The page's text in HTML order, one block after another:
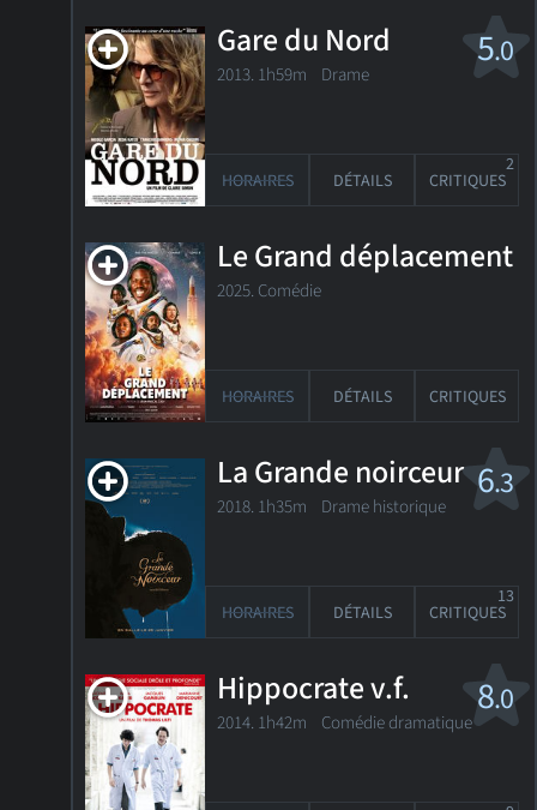
5.0
Gare du Nord
2013. 1h59m Drame
HORAIRES DÉTAILS CRITIQUES
2
Le Grand déplacement
2025. Comédie
HORAIRES DÉTAILS CRITIQUES
6.3
La Grande noirceur
2018. 1h35m Drame historique
HORAIRES DÉTAILS CRITIQUES
13
8.0
Hippocrate v.f.
2014. 1h42m Comédie dramatique